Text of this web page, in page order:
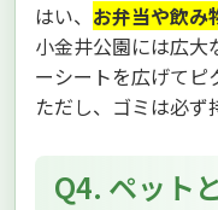
はい、 お弁当や飲み
小金井公園には広大
ーシートを広げてピ
ただし、ゴミは必ず
Q4. ペット